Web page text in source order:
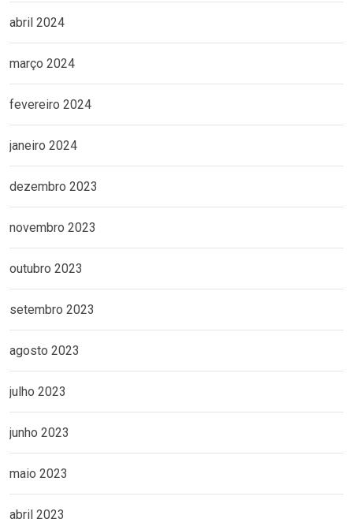
abril 2024
março 2024
fevereiro 2024
janeiro 2024
dezembro 2023
novembro 2023
outubro 2023
setembro 2023
agosto 2023
julho 2023
junho 2023
maio 2023
abril 2023